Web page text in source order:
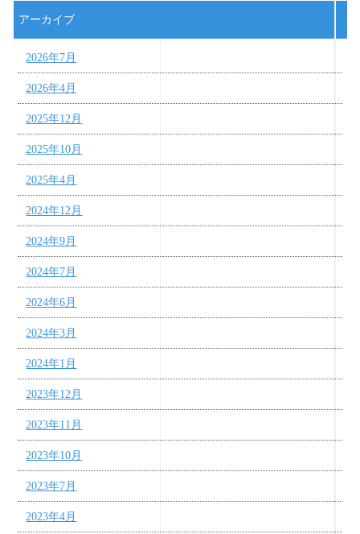
アーカイブ
2026年7月
2026年4月
2025年12月
2025年10月
2025年4月
2024年12月
2024年9月
2024年7月
2024年6月
2024年3月
2024年1月
2023年12月
2023年11月
2023年10月
2023年7月
2023年4月